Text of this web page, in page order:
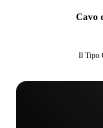
Cavo
Il Tipo